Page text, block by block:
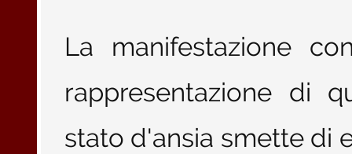
La manifestazione
rappresentazione di
stato d'ansia smette di